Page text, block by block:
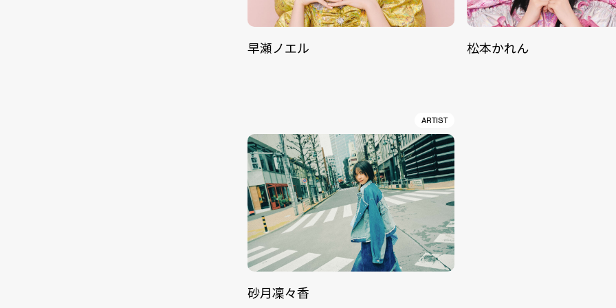
早瀬ノエル 松本かれん
ARTIST
砂月凜々香